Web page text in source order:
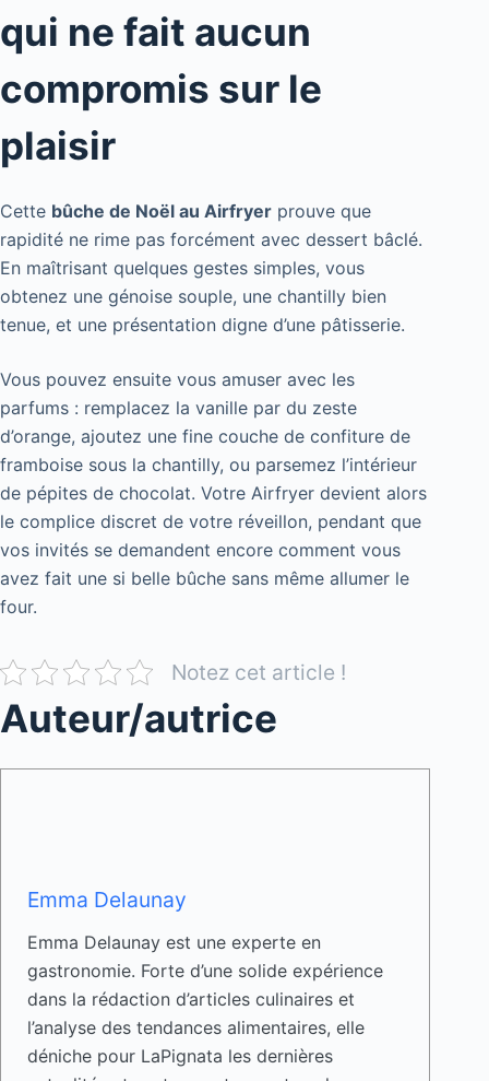
qui ne fait aucun
compromis sur le
plaisir
Cette bûche de Noël au Airfryer prouve que
rapidité ne rime pas forcément avec dessert bâclé.
En maîtrisant quelques gestes simples, vous
obtenez une génoise souple, une chantilly bien
tenue, et une présentation digne d’une pâtisserie.
Vous pouvez ensuite vous amuser avec les
parfums : remplacez la vanille par du zeste
d’orange, ajoutez une fine couche de confiture de
framboise sous la chantilly, ou parsemez l’intérieur
de pépites de chocolat. Votre Airfryer devient alors
le complice discret de votre réveillon, pendant que
vos invités se demandent encore comment vous
avez fait une si belle bûche sans même allumer le
four.
Notez cet article !
Auteur/autrice
Emma Delaunay
Emma Delaunay est une experte en
gastronomie. Forte d’une solide expérience
dans la rédaction d’articles culinaires et
l’analyse des tendances alimentaires, elle
déniche pour LaPignata les dernières